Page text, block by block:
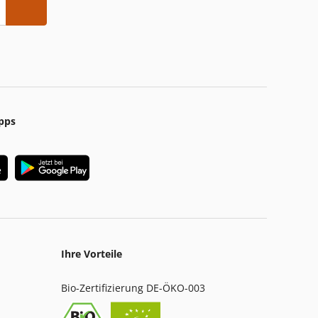
Ihre Vorteile
Bio-Zertifizierung DE-ÖKO-003